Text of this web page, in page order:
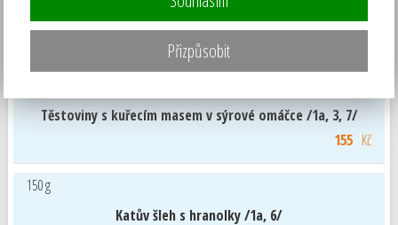
Těstoviny s kuřecím masem v sýrové omáčce /1a, 3, 7/
155Kč
150 g
Katův šleh s hranolky /1a, 6/
Přizpůsobit